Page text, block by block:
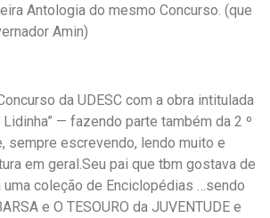
Antologia do mesmo Concurso. (que
Amin)
da UDESC com a obra intitulada
Lidinha” — fazendo parte também da 2 º
sempre escrevendo, lendo muito e
em geral.Seu pai que tbm gostava de
uma coleção de Enciclopédias …sendo
e O TESOURO da JUVENTUDE e